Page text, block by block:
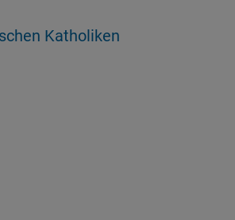
Katholiken